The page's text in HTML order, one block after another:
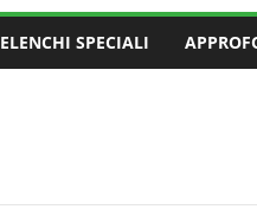
ELENCHI SPECIALI